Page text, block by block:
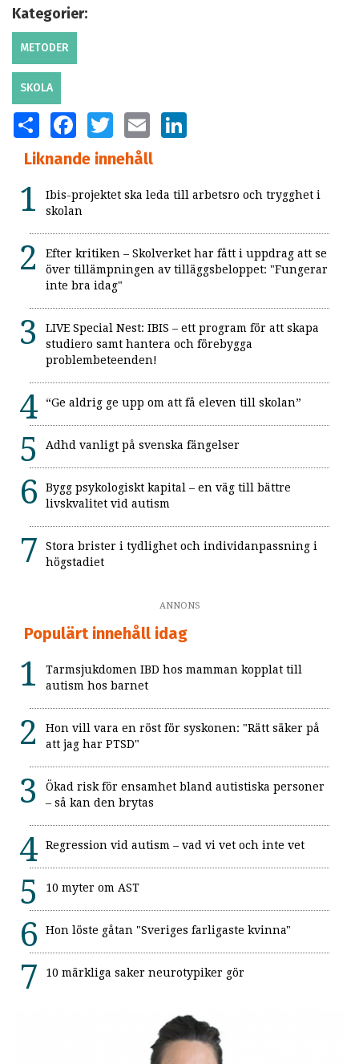
Kategorier:
METODER
SKOLA
SHARE FACEBOOKTWITTER EMAIL
Liknande innehåll
Ibis-projektet ska leda till arbetsro och trygghet i
skolan
Efter kritiken – Skolverket har fått i uppdrag att se
över tillämpningen av tilläggsbeloppet: "Fungerar
inte bra idag"
LIVE Special Nest: IBIS – ett program för att skapa
studiero samt hantera och förebygga
problembeteenden!
“Ge aldrig ge upp om att få eleven till skolan”
Adhd vanligt på svenska fängelser
Bygg psykologiskt kapital – en väg till bättre
livskvalitet vid autism
Stora brister i tydlighet och individanpassning i
högstadiet
ANNONS
Populärt innehåll idag
Tarmsjukdomen IBD hos mamman kopplat till
autism hos barnet
Hon vill vara en röst för syskonen: "Rätt säker på
att jag har PTSD"
Ökad risk för ensamhet bland autistiska personer
– så kan den brytas
Regression vid autism – vad vi vet och inte vet
10 myter om AST
Hon löste gåtan "Sveriges farligaste kvinna"
10 märkliga saker neurotypiker gör